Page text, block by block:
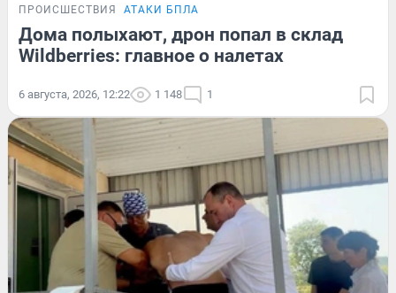
ПРОИСШЕСТВИЯ АТАКИ БПЛА
Дома полыхают, дрон попал в склад
Wildberries: главное о налетах
6 августа, 2026, 12:22 1 148 1